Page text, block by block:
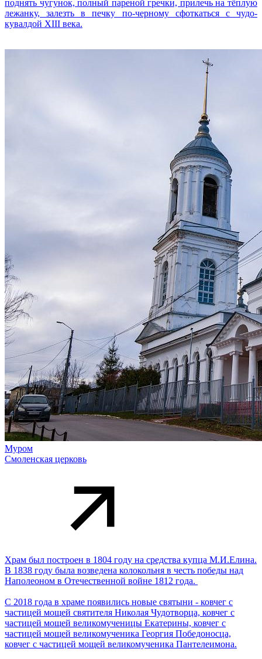
поднять чугунок, полный пареной гречки, прилечь на тёплую
лежанку, залезть в печку по-черному сфоткаться с чудо-
кувалдой XIII века.
Муром
Смоленская церковь
Храм был построен в 1804 году на средства купца М.И.Елина.
В 1838 году была возведена колокольня в честь победы над
Наполеоном в Отечественной войне 1812 года.
С 2018 года в храме появились новые святыни - ковчег с
частицей мощей святителя Николая Чудотворца, ковчег с
частицей мощей великомученицы Екатерины, ковчег с
частицей мощей великомученика Георгия Победоносца,
ковчег с частицей мощей великомученика Пантелеимона.